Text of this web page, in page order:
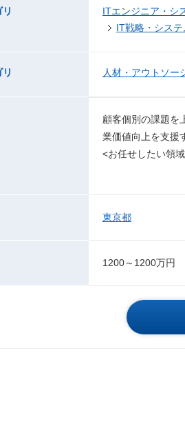
ITエンジニア・シ
IT戦略・シス
人材・アウトソー
顧客個別の課題を
業価値向上を支援
<お任せしたい領
東京都
1200～1200万円